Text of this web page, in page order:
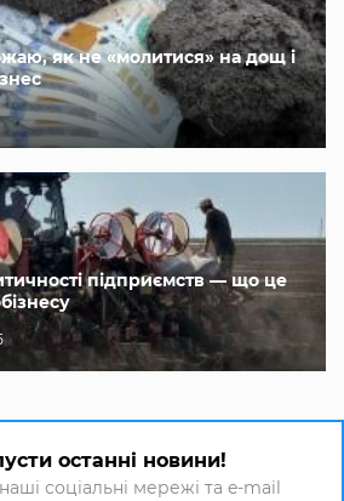
як не «молитися» на дощ і
підприємств — що це
останні новини!
соціальні мережі та e-mail